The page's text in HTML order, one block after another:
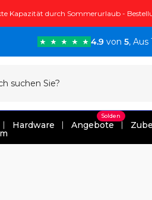
Kapazität durch Sommerurlaub -
4.9von 5, Aus
Hardware Angebote
Solden